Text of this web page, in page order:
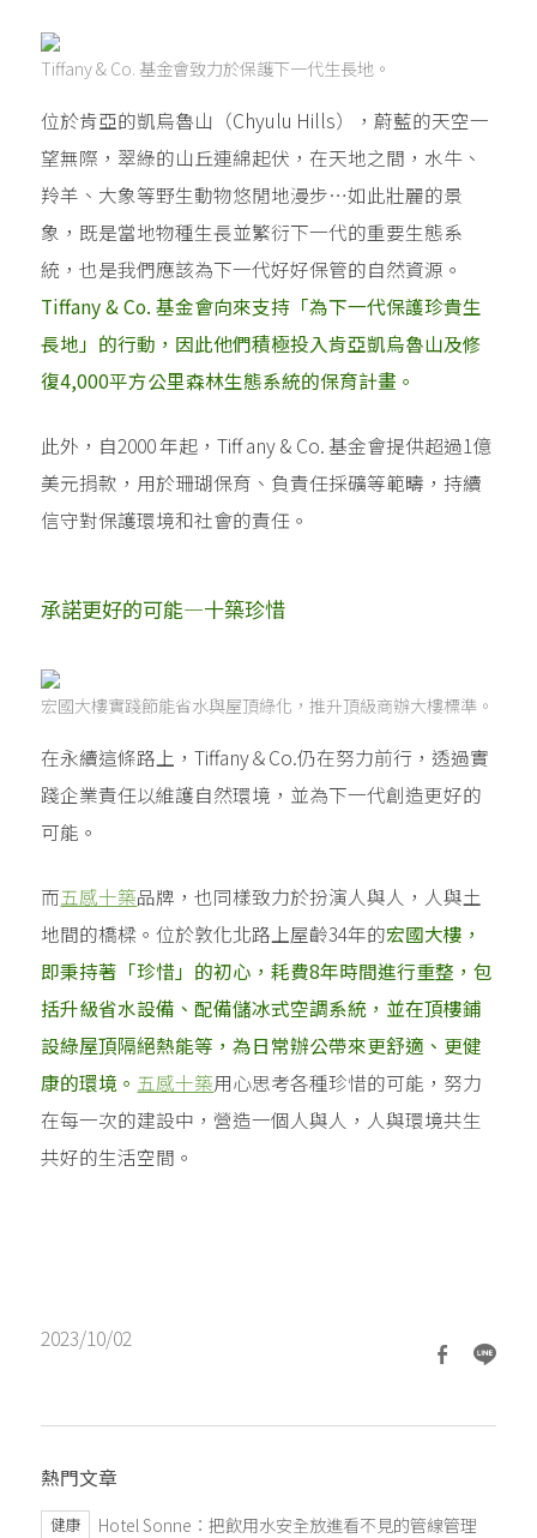
熱門文章
健康 Hotel Sonne：把飲用水安全放進看不見的管線管理
Tiffany & Co. 基金會致力於保護下一代生長地。
位於肯亞的凱烏魯山（Chyulu Hills），蔚藍的天空一
望無際，翠綠的山丘連綿起伏，在天地之間，水牛、
羚羊、大象等野生動物悠閒地漫步⋯如此壯麗的景
象，既是當地物種生長並繁衍下一代的重要生態系
統，也是我們應該為下一代好好保管的自然資源。
Tiffany & Co. 基金會向來支持「為下一代保護珍貴生
長地」的行動，因此他們積極投入肯亞凱烏魯山及修
復4,000平方公里森林生態系統的保育計畫。
此外，自2000 年起，Tiff any & Co. 基金會提供超過1億
美元捐款，用於珊瑚保育、負責任採礦等範疇，持續
信守對保護環境和社會的責任。
承諾更好的可能—十築珍惜
宏國大樓實踐節能省水與屋頂綠化，推升頂級商辦大樓標準。
在永續這條路上，Tiffany＆Co.仍在努力前行，透過實
踐企業責任以維護自然環境，並為下一代創造更好的
可能。
而五感十築品牌，也同樣致力於扮演人與人，人與土
地間的橋樑。位於敦化北路上屋齡34年的宏國大樓，
即秉持著「珍惜」的初心，耗費8年時間進行重整，包
括升級省水設備、配備儲冰式空調系統，並在頂樓鋪
設綠屋頂隔絕熱能等，為日常辦公帶來更舒適、更健
康的環境。 五感十築用心思考各種珍惜的可能，努力
在每一次的建設中，營造一個人與人，人與環境共生
共好的生活空間。
2023/10/02